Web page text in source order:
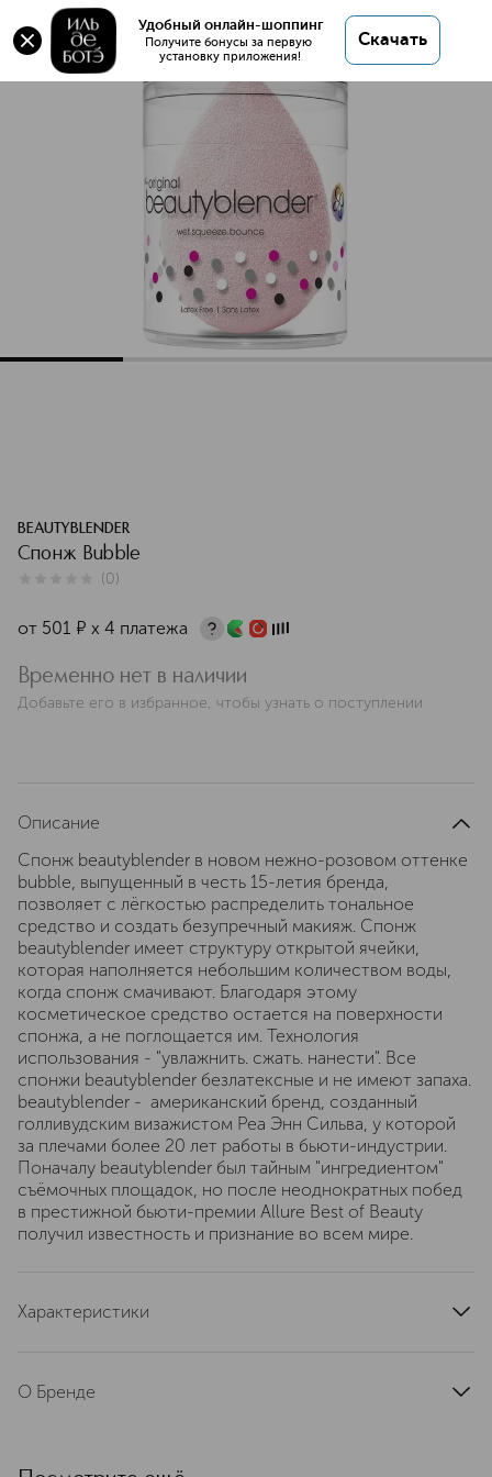
Удобный онлайн-шоппинг
Получите бонусы за первую
установку приложения!
Скачать
Спонж Bubble
BEAUTYBLENDER
Спонж Bubble
(0)
от 501 ¤ х 4 платежа
Временно нет в наличии
Добавьте его в избранное, чтобы узнать о поступлении
Описание
Спонж beautyblender в новом нежно-розовом оттенке
bubble, выпущенный в честь 15-летия бренда,
позволяет с лёгкостью распределить тональное
средство и создать безупречный макияж. Cпонж
beautyblender имеет структуру открытой ячейки,
которая наполняется небольшим количеством воды,
когда спонж смачивают. Благодаря этому
косметическое средство остается на поверхности
спонжа, а не поглощается им. Технология
использования - "увлажнить. сжать. нанести". Все
спонжи beautyblender безлатексные и не имеют запаха.
beautyblender - американский бренд, созданный
голливудским визажистом Реа Энн Сильва, у которой
за плечами более 20 лет работы в бьюти-индустрии.
Поначалу beautyblender был тайным "ингредиентом"
съёмочных площадок, но после неоднократных побед
в престижной бьюти-премии Allure Best of Beauty
получил известность и признание во всем мире.
Характеристики
О Бренде